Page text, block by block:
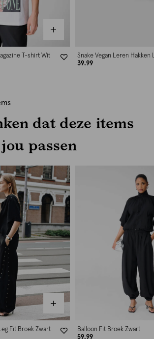
T-shirt Wit
Snake Vegan Leren Hakken
39.99
dat deze items
passen
Fit Broek Zwart
Balloon Fit Broek Zwart
59.99